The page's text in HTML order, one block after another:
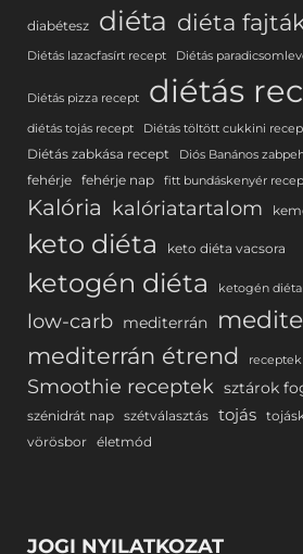
diabétesz diéta diéta
Diétás lazacfasírt recept Diétás
Diétás pizza recept diétás
diétás tojás recept Diétás töltött cukkini
Diétás zabkása recept Diós Banános
fehérje fehérje nap fitt bundáskenyér
Kalória kalóriatartalom
keto diéta keto diéta vacsora
ketogén diéta ketogén
low-carb mediterrán
mediterrán étrend receptek
Smoothie receptek sztárok
szénidrát nap szétválasztás tojás
vörösbor életmód
JOGI NYILATKOZAT